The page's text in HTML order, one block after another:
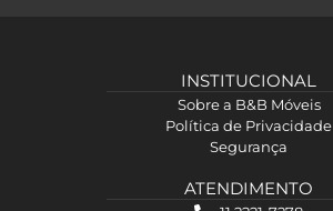
INSTITUCIONAL
Sobre a B&B Móveis
Política de Privacidade
Segurança
ATENDIMENTO